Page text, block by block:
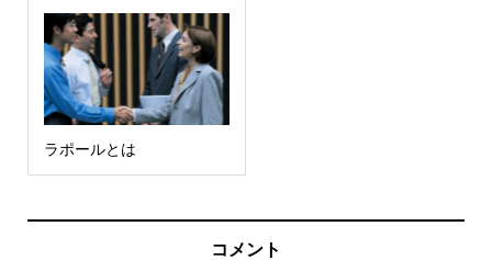
ラポールとは
コメント